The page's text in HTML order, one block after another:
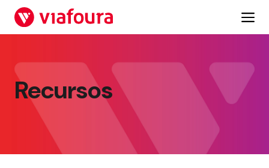
Saltar
contenido
Recursos